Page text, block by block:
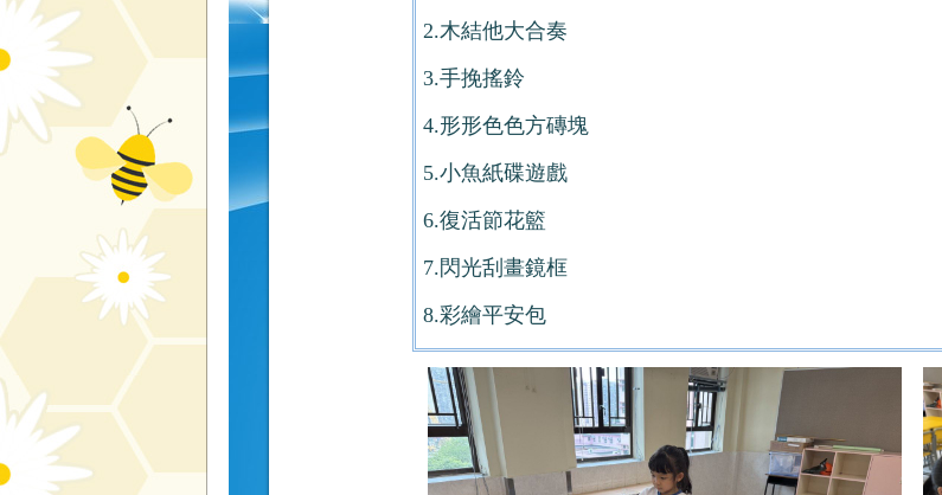
2.木結他大合奏
3.手挽搖鈴
4.形形色色方磚塊
5.小魚紙碟遊戲
6.復活節花籃
7.閃光刮畫鏡框
8.彩繪平安包